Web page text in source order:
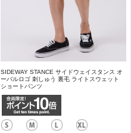
SIDEWAY STANCE サイドウェイスタンス オ
ーバルロゴ 刺しゅう 裏毛 ライトスウェット
ショートパンツ